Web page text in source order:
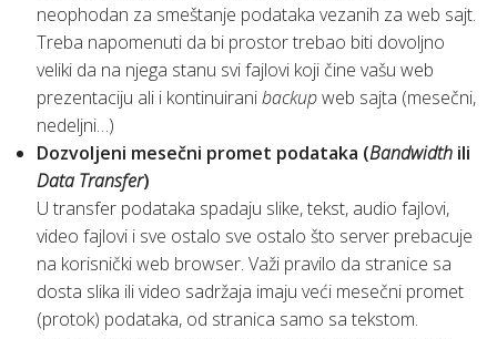
neophodan za smeštanje podataka vezanih za web sajt.
Treba napomenuti da bi prostor trebao biti dovoljno
veliki da na njega stanu svi fajlovi koji čine vašu web
prezentaciju ali i kontinuiranibackupweb sajta (mesečni,
nedeljni…)
Dozvoljeni mesečni promet podataka (Bandwidthili
Data Transfer)
U transfer podataka spadaju slike, tekst, audio fajlovi,
video fajlovi i sve ostalo sve ostalo što server prebacuje
na korisnički web browser. Važi pravilo da stranice sa
dosta slika ili video sadržaja imaju veći mesečni promet
(protok) podataka, od stranica samo sa tekstom.